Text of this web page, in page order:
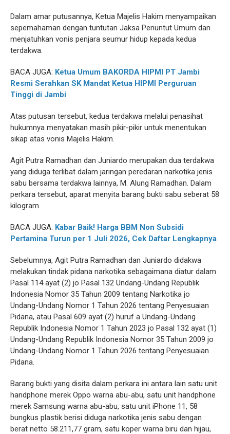
Dalam amar putusannya, Ketua Majelis Hakim menyampaikan
sepemahaman dengan tuntutan Jaksa Penuntut Umum dan
menjatuhkan vonis penjara seumur hidup kepada kedua
terdakwa.
BACA JUGA: Ketua Umum BAKORDA HIPMI PT Jambi
Resmi Serahkan SK Mandat Ketua HIPMI Perguruan
Tinggi di Jambi
Atas putusan tersebut, kedua terdakwa melalui penasihat
hukumnya menyatakan masih pikir-pikir untuk menentukan
sikap atas vonis Majelis Hakim.
Agit Putra Ramadhan dan Juniardo merupakan dua terdakwa
yang diduga terlibat dalam jaringan peredaran narkotika jenis
sabu bersama terdakwa lainnya, M. Alung Ramadhan. Dalam
perkara tersebut, aparat menyita barang bukti sabu seberat 58
kilogram.
BACA JUGA: Kabar Baik! Harga BBM Non Subsidi
Pertamina Turun per 1 Juli 2026, Cek Daftar Lengkapnya
Sebelumnya, Agit Putra Ramadhan dan Juniardo didakwa
melakukan tindak pidana narkotika sebagaimana diatur dalam
Pasal 114 ayat (2) jo Pasal 132 Undang-Undang Republik
Indonesia Nomor 35 Tahun 2009 tentang Narkotika jo
Undang-Undang Nomor 1 Tahun 2026 tentang Penyesuaian
Pidana, atau Pasal 609 ayat (2) huruf a Undang-Undang
Republik Indonesia Nomor 1 Tahun 2023 jo Pasal 132 ayat (1)
Undang-Undang Republik Indonesia Nomor 35 Tahun 2009 jo
Undang-Undang Nomor 1 Tahun 2026 tentang Penyesuaian
Pidana.
Barang bukti yang disita dalam perkara ini antara lain satu unit
handphone merek Oppo warna abu-abu, satu unit handphone
merek Samsung warna abu-abu, satu unit iPhone 11, 58
bungkus plastik berisi diduga narkotika jenis sabu dengan
berat netto 58.211,77 gram, satu koper warna biru dan hijau,